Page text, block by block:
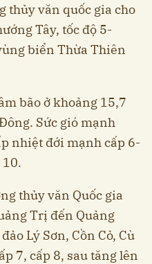
thủy văn quốc gia cho
Tây, tốc độ 5-
biển Thừa Thiên
bão ở khoảng 15,7
Sức gió mạnh
nhiệt đới mạnh cấp 6-
thủy văn Quốc gia
Trị đến Quảng
Lý Sơn, Cồn Cỏ, Cù
7, cấp 8, sau tăng lên